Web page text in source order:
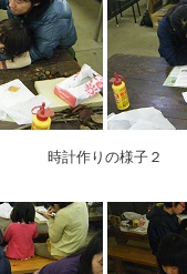
時計作りの様子２